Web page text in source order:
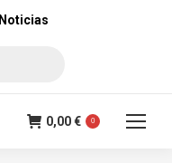
Noticias
0,00€ 0